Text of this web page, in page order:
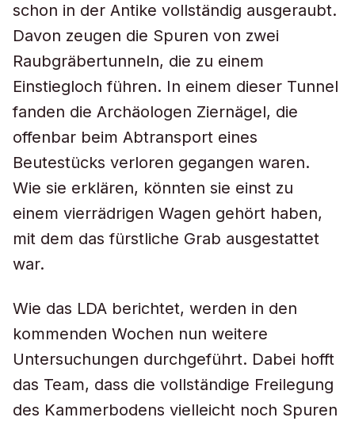
schon in der Antike vollständig ausgeraubt.
Davon zeugen die Spuren von zwei
Raubgräbertunneln, die zu einem
Einstiegloch führen. In einem dieser Tunnel
fanden die Archäologen Ziernägel, die
offenbar beim Abtransport eines
Beutestücks verloren gegangen waren.
Wie sie erklären, könnten sie einst zu
einem vierrädrigen Wagen gehört haben,
mit dem das fürstliche Grab ausgestattet
war.
Wie das LDA berichtet, werden in den
kommenden Wochen nun weitere
Untersuchungen durchgeführt. Dabei hofft
das Team, dass die vollständige Freilegung
des Kammerbodens vielleicht noch Spuren